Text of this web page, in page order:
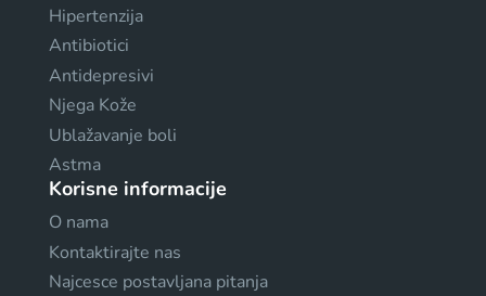
Hipertenzija
Antibiotici
Antidepresivi
Njega Kože
Ublažavanje boli
Astma
Korisne informacije
O nama
Kontaktirajte nas
Najcesce postavljana pitanja